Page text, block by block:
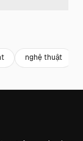
nghệ thuật